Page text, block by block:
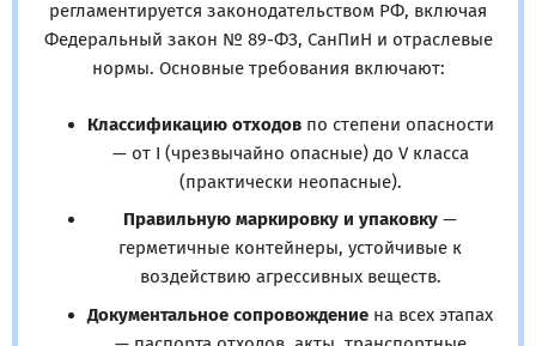
регламентируется законодательством РФ, включая
Федеральный закон № 89-ФЗ, СанПиН и отраслевые
нормы. Основные требования включают:
Классификацию отходовпо степени опасности
— от I (чрезвычайно опасные) до V класса
(практически неопасные).
Правильную маркировку и упаковку —
герметичные контейнеры, устойчивые к
воздействию агрессивных веществ.
Документальное сопровождение на всех этапах